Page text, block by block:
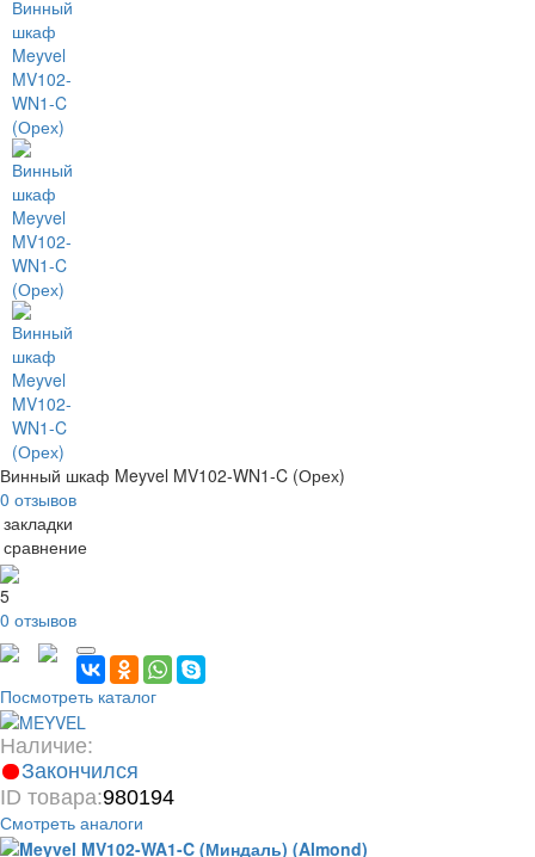
Винный шкаф Meyvel MV102-WN1-C (Орех)
0 отзывов
5
0 отзывов
Посмотреть каталог
Наличие:
Закончился
ID товара:980194
Смотреть аналоги